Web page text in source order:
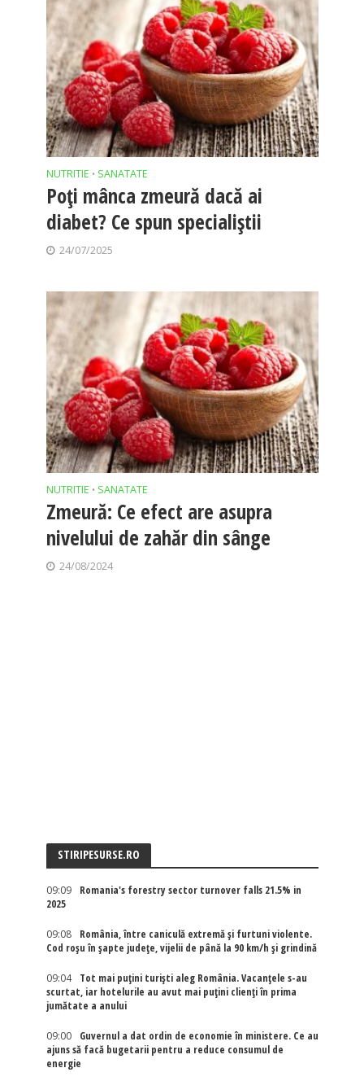
NUTRITIE • SANATATE
Poți mânca zmeură dacă ai
diabet? Ce spun specialiștii
24/07/2025
NUTRITIE • SANATATE
Zmeură: Ce efect are asupra
nivelului de zahăr din sânge
24/08/2024
STIRIPESURSE.RO
09:09
Romania's forestry sector turnover falls 21.5% in
2025
09:08
România, între caniculă extremă și furtuni violente.
Cod roșu în șapte județe, vijelii de până la 90 km/h și grindină
09:04
Tot mai puțini turiști aleg România. Vacanțele s-au
scurtat, iar hotelurile au avut mai puțini clienți în prima
jumătate a anului
09:00
Guvernul a dat ordin de economie în ministere. Ce au
ajuns să facă bugetarii pentru a reduce consumul de
energie